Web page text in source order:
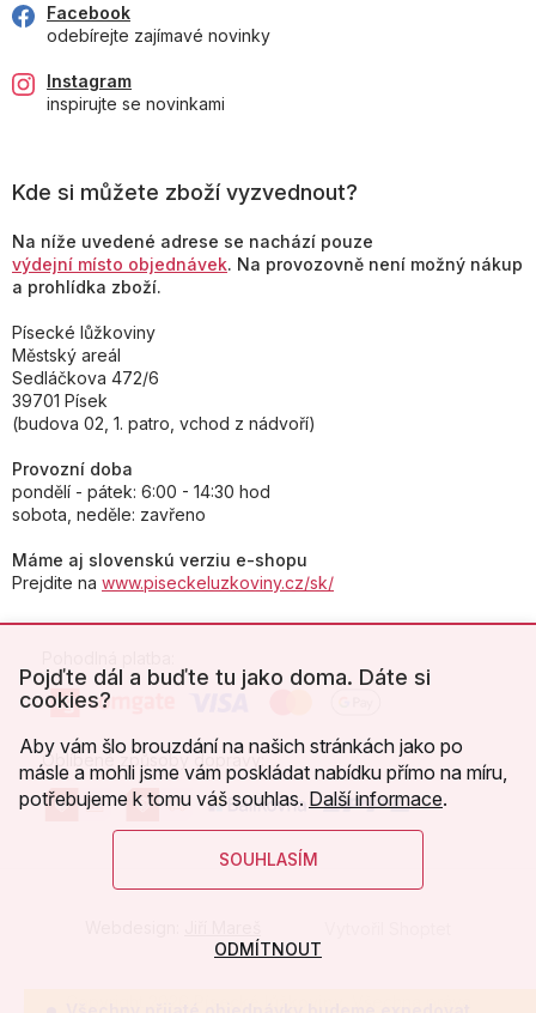
Pojďte dál a buďte tu jako doma. Dáte si
cookies?
Aby vám šlo brouzdání na našich stránkách jako po
másle a mohli jsme vám poskládat nabídku přímo na míru,
potřebujeme k tomu váš souhlas. Další informace.
SOUHLASÍM
ODMÍTNOUT
Facebook
odebírejte zajímavé novinky
Instagram
inspirujte se novinkami
Kde si můžete zboží vyzvednout?
Na níže uvedené adrese se nachází pouze
výdejní místo objednávek. Na provozovně není možný nákup
a prohlídka zboží.
Písecké lůžkoviny
Městský areál
Sedláčkova 472/6
39701 Písek
(budova 02, 1. patro, vchod z nádvoří)
Provozní doba
pondělí - pátek: 6:00 - 14:30 hod
sobota, neděle: zavřeno
Máme aj slovenskú verziu e-shopu
Prejdite na www.piseckeluzkoviny.cz/sk/
Oblíbené způsoby dopravy: